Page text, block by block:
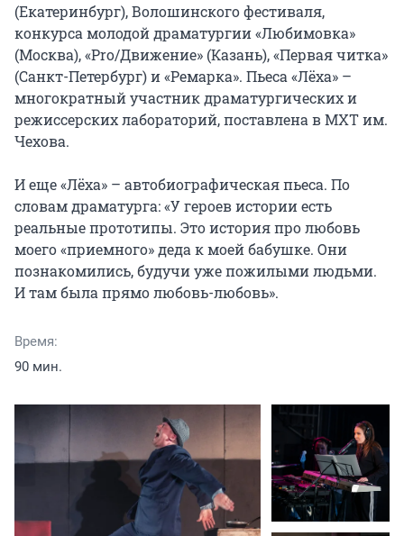
(Екатеринбург), Волошинского фестиваля,
конкурса молодой драматургии «Любимовка»
(Москва), «Pro/Движение» (Казань), «Первая читка»
(Санкт-Петербург) и «Ремарка». Пьеса «Лёха» –
многократный участник драматургических и
режиссерских лабораторий, поставлена в МХТ им.
Чехова.
И еще «Лёха» – автобиографическая пьеса. По
словам драматурга: «У героев истории есть
реальные прототипы. Это история про любовь
моего «приемного» деда к моей бабушке. Они
познакомились, будучи уже пожилыми людьми.
И там была прямо любовь-любовь».
Время:
90 мин.